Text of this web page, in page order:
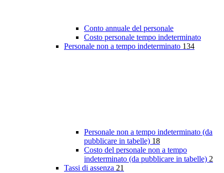
Conto annuale del personale
Costo personale tempo indeterminato
Personale non a tempo indeterminato 134
Personale non a tempo indeterminato (da
pubblicare in tabelle) 18
Costo del personale non a tempo
indeterminato (da pubblicare in tabelle) 2
Tassi di assenza 21